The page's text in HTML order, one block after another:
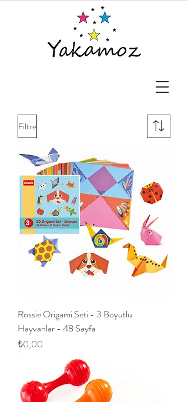
Filtre
Rossie Origami Seti - 3 Boyutlu
Hayvanlar - 48 Sayfa
Fiyat
₺0,00